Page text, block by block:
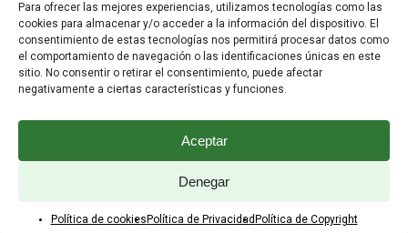
Para ofrecer las mejores experiencias, utilizamos tecnologías como las
cookies para almacenar y/o acceder a la información del dispositivo. El
consentimiento de estas tecnologías nos permitirá procesar datos como
el comportamiento de navegación o las identificaciones únicas en este
sitio. No consentir o retirar el consentimiento, puede afectar
negativamente a ciertas características y funciones.
Aceptar
Denegar
Política de cookies Política de Privacidad Política de Copyright
Preguntas Frecuentes
ATENCIÓN AL CLIENTE